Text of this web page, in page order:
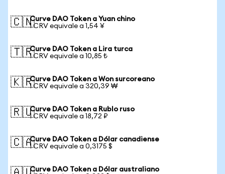
🇨🇳Curve DAO Token a Yuan chino
1 CRV equivale a 1,54 ¥
🇹🇷Curve DAO Token a Lira turca
1 CRV equivale a 10,85 ₺
🇰🇷Curve DAO Token a Won surcoreano
1 CRV equivale a 320,39 ₩
🇷🇺Curve DAO Token a Rublo ruso
1 CRV equivale a 18,72 ₽
🇨🇦Curve DAO Token a Dólar canadiense
1 CRV equivale a 0,3175 $
Curve DAO Token a Dólar australiano